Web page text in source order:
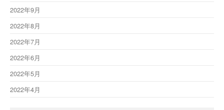
2022年9月
2022年8月
2022年7月
2022年6月
2022年5月
2022年4月